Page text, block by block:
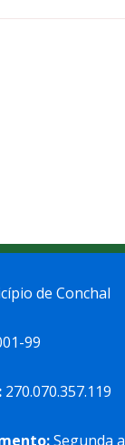
de Conchal
99
270.070.357.119
Segunda a